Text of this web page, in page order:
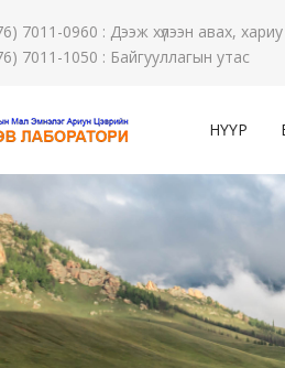
7011-0960 : Дээж хүлээн авах,
7011-1050 : Байгууллагын утас
НҮҮР